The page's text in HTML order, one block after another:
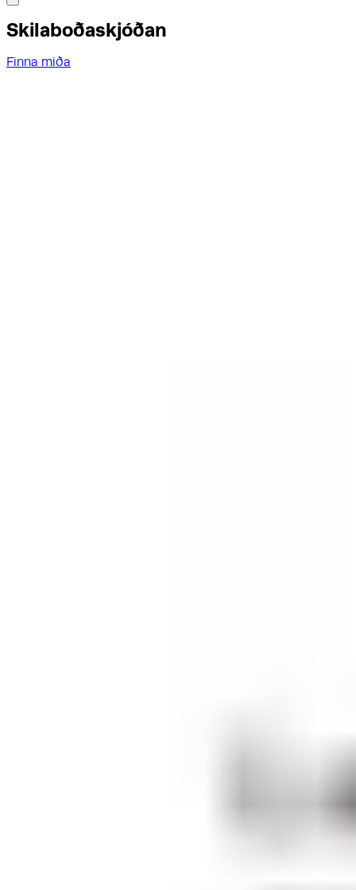
Skilaboðaskjóðan
Finna miða